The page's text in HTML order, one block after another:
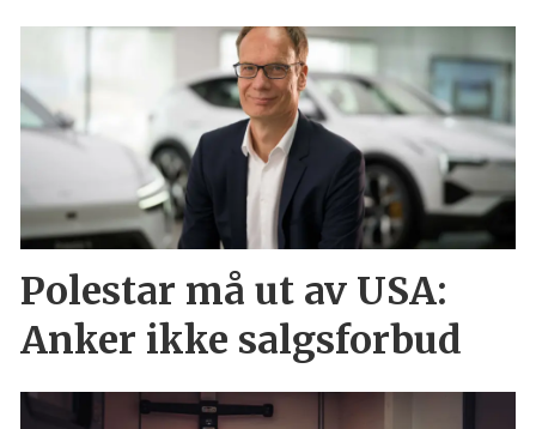
Polestar må ut av USA:
Anker ikke salgsforbud